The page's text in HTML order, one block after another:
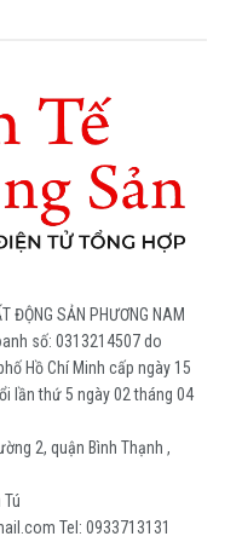
ĐỘNG SẢN PHƯƠNG NAM
số: 0313214507 do
Hồ Chí Minh cấp ngày 15
lần thứ 5 ngày 02 tháng 04
2, quận Bình Thạnh ,
Tel: ‭0933713131